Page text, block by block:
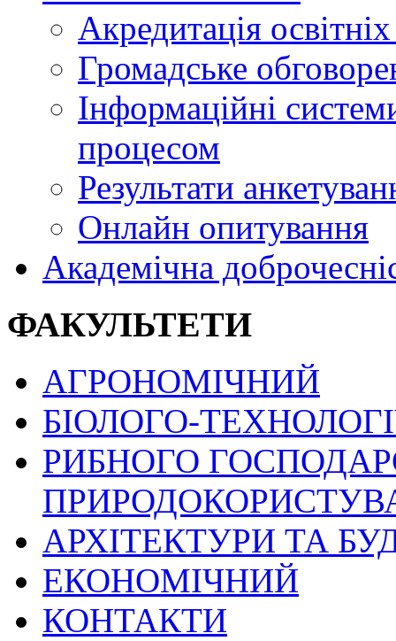
Акредитація
Громадське
Інформаційні
процесом
Результати
Онлайн опитування
Академічна
ФАКУЛЬТЕТИ
АГРОНОМІЧНИЙ
БІОЛОГО-
РИБНОГО
АРХІТЕКТУРИ ТА
ЕКОНОМІЧНИЙ
КОНТАКТИ